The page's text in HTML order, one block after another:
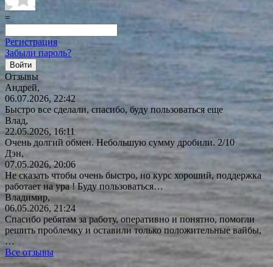
=
Регистрация
Забыли пароль?
Отзывы
Андрей,
06.07.2026, 22:42
Быстро все сделали, спасибо, буду пользоваться еще
Влад,
22.05.2026, 16:11
Очень долгий обмен. Небольшую сумму дробили. 2/10
Дэн,
07.05.2026, 20:06
Не сказать чтобы очень быстро, но курс хороший, поддержка
работает на ура ! Буду пользоваться…
Владимир,
06.05.2026, 21:24
Спасибо ребятам за работу, оперативно и понятно, помогли
решить проблемку и оставили только положительные вайбы,
…
Все отзывы